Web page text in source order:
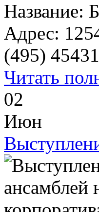
Название:
Адрес:
(495)
Читать
02
Июн